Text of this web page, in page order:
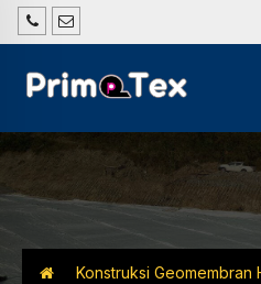
Konstruksi Geomembran